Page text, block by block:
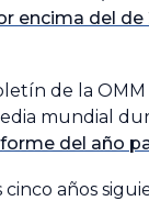
encima del
de la
mundial
del año
años